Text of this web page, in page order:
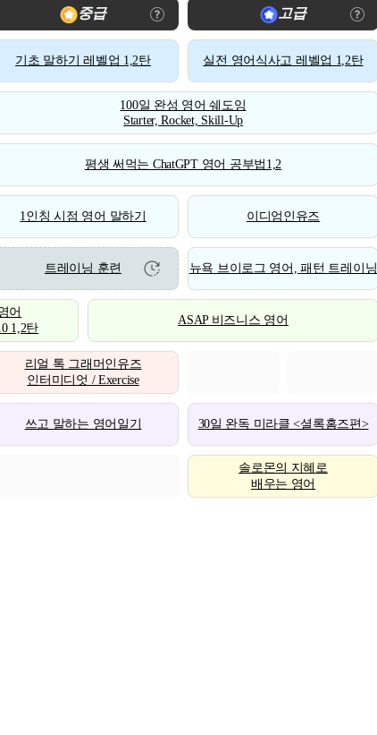
중급 고급
기초 말하기 레벨업 1,2탄 실전 영어식사고 레벨업 1,2탄
100일 완성 영어 쉐도잉
Starter, Rocket, Skill-Up
평생 써먹는 ChatGPT 영어 공부법1,2
1인칭 시점 영어 말하기 이디엄인유즈
트레이닝 훈련 뉴욕 브이로그 영어, 패턴 트레이닝
어
1,2탄
ASAP 비즈니스 영어
리얼 톡 그래머인유즈
인터미디엇 / Exercise
쓰고 말하는 영어일기 30일 완독 미라클 <셜록홈즈편>
솔로몬의 지혜로
배우는 영어